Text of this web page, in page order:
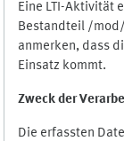
Eine LTI-Aktivität
Bestandteil /
anmerken, dass
Einsatz kommt.
Zweck der
Die erfassten